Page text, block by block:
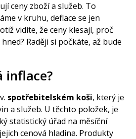
ceny zboží a služeb. To
v kruhu, deflace se jen
vidíte, že ceny klesají, proč
Raději si počkáte, až bude
inflace?
spotřebitelském koši, který je
a služeb. U těchto položek, je
statistický úřad na měsíční
cenová hladina. Produkty